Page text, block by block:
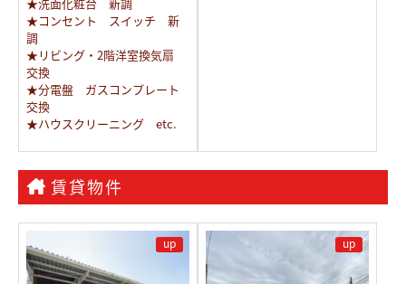
★コンセント スイッチ 新
調
★リビング・2階洋室換気扇
交換
★分電盤 ガスコンプレート
交換
★ハウスクリーニング etc.
賃貸物件
up up